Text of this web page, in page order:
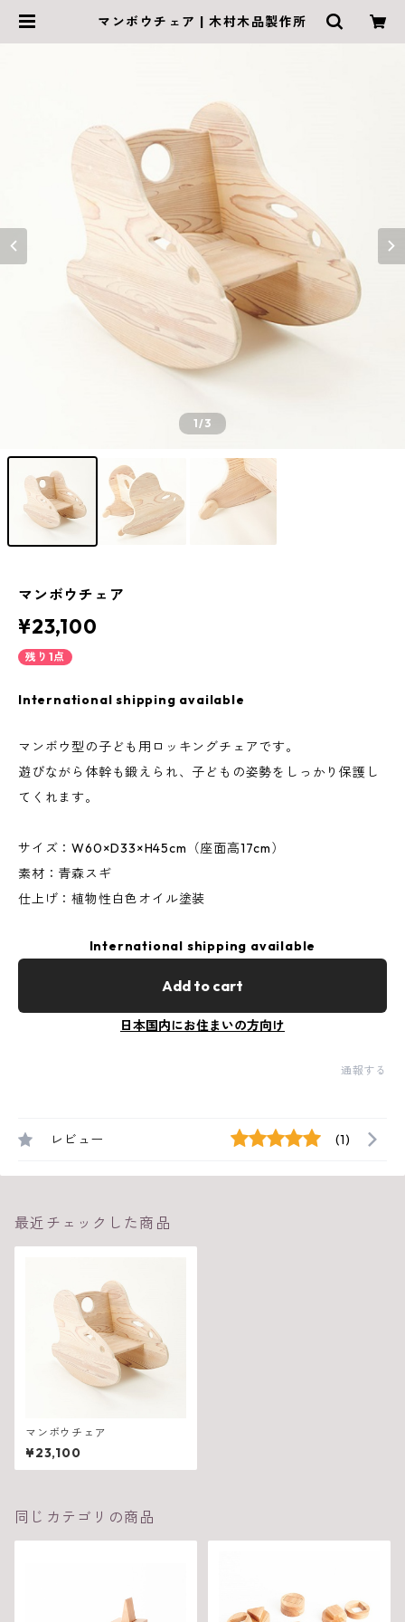
マンボウチェア | 木村木品製作所
1/3
マンボウチェア
¥23,100
残り1点
International shipping available
マンボウ型の子ども用ロッキングチェアです。
遊びながら体幹も鍛えられ、子どもの姿勢をしっかり保護し
てくれます。
サイズ：W60×D33×H45cm（座面高17cm）
素材：青森スギ
仕上げ：植物性白色オイル塗装
International shipping available
Add to cart
日本国内にお住まいの方向け
通報する
レビュー (1)
最近チェックした商品
マンボウチェア
¥23,100
同じカテゴリの商品